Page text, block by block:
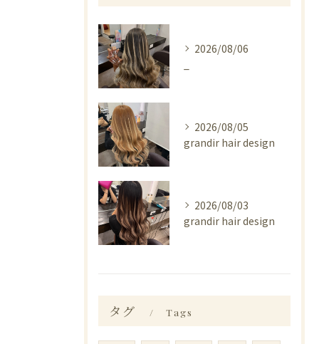
2026/08/06
2026/08/05
grandir hair design
2026/08/03
grandir hair design
タグ Tags